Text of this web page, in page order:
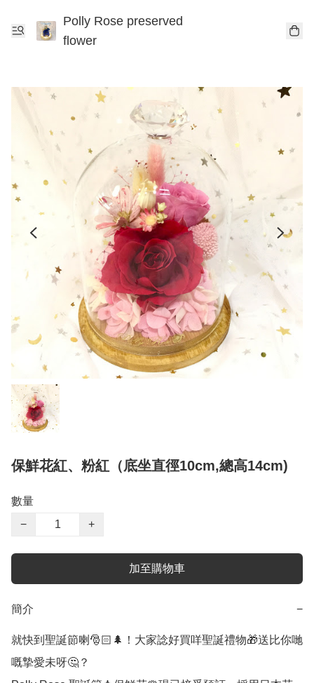
Polly Rose preserved
flower
保鮮花紅、粉紅（底坐直徑10cm,總高14cm)
數量
−
+
加至購物車
簡介 −
就快到聖誕節喇🎅🏻🌲！大家諗好買咩聖誕禮物🎁送比你哋
嘅摯愛未呀🤔？